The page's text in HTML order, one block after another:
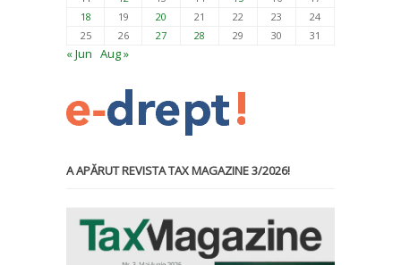
18
19 20 21 22 23
24
25
26 27 28 29 30 31
« Jun Aug »
A APĂRUT REVISTA TAX MAGAZINE 3/2026!